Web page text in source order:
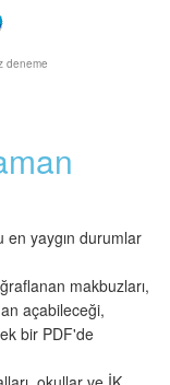
deneme
yaygın durumlar
makbuzları,
açabileceği,
bir PDF'de